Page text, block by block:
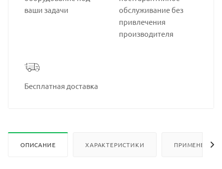
ваши задачи
обслуживание без
привлечения
производителя
Бесплатная доставка
ОПИСАНИЕ ХАРАКТЕРИСТИКИ ПРИМЕНЕНИЕ